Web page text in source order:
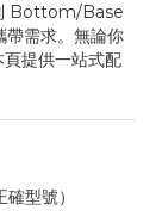
Bottom/Base
帶需求。無論你
提供一站式配
型號）